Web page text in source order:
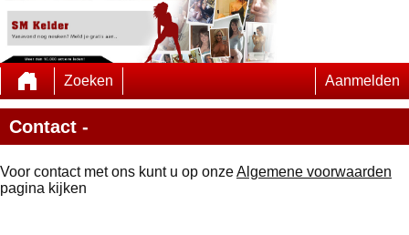
Zoeken Aanmelden
Contact -
Voor contact met ons kunt u op onzeAlgemene voorwaarden
pagina kijken